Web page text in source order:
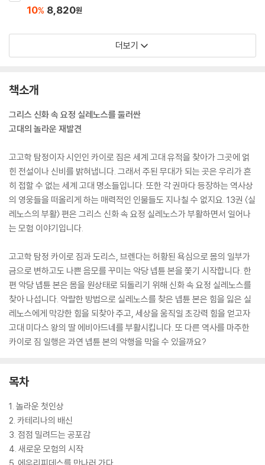
10% 8,820원
더보기
책소개
그리스 신화 속 요정 실레노스를 둘러싼
고대의 놀라운 재발견
고고학 탐정이자 시인인 카이로 짐은 세계 고대 유적을 찾아가 그곳에 얽
힌 전설이나 신비를 밝혀냅니다. 그래서 주된 무대가 되는 곳은 우리가 흔
히 접할 수 없는 세계 고대 명소들입니다. 또한 각 권마다 등장하는 역사상
의 영웅들을 떠올리게 하는 매력적인 인물들도 지나칠 수 없지요. 13권 〈실
레노스의 부활〉 편은 그리스 신화 속 요정 실레노스가 부활하면서 일어나
는 모험 이야기입니다.
고고학 탐정 카이로 짐과 도리스, 브렌다는 허황된 욕심으로 몸의 일부가
금으로 변하고도 나쁜 음모를 꾸미는 악당 넵튠 본을 쫓기 시작합니다. 한
편 악당 넵튠 본은 몸을 원상태로 되돌리기 위해 신화 속 요정 실레노스를
찾아 나섭니다. 악랄한 방법으로 실레노스를 찾은 넵튠 본은 힘을 잃은 실
레노스에게 막강한 힘을 되찾아 주고, 세상을 움직일 초강력 힘을 얻고자
고대 미다스 왕의 딸 에비아드네를 부활시킵니다. 또 다른 역사를 마주한
카이로 짐 일행은 과연 넵튠 본의 악행을 막을 수 있을까요?
목차
1. 놀라운 첫인상
2. 카테리나의 배신
3. 점점 밀려드는 공포감
4. 새로운 모험의 시작